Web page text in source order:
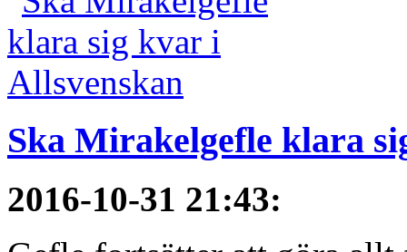
Ska Mirakelgefle klara
2016-10-31 21:43: